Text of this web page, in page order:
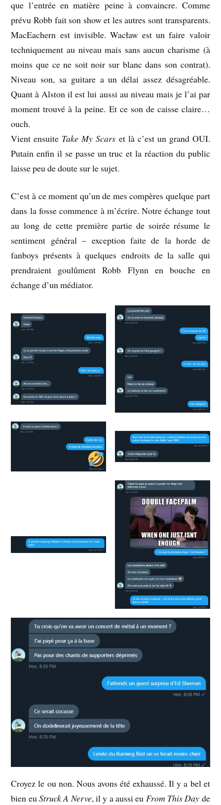
que l’entrée en matière peine à convaincre. Comme
prévu Robb fait son show et les autres sont transparents.
MacEachern est invisible. Wacław est un faire valoir
techniquement au niveau mais sans aucun charisme (à
moins que ce ne soit noir sur blanc dans son contrat).
Niveau son, sa guitare a un délai assez désagréable.
Quant à Alston il est lui aussi au niveau mais je l’ai par
moment trouvé à la peine. Et ce son de caisse claire…
ouch.
Vient ensuite Take My Scars et là c’est un grand OUI.
Putain enfin il se passe un truc et la réaction du public
laisse peu de doute sur le sujet.
C’est à ce moment qu’un de mes compères quelque part
dans la fosse commence à m’écrire. Notre échange tout
au long de cette première partie de soirée résume le
sentiment général – exception faite de la horde de
fanboys présents à quelques endroits de la salle qui
prendraient goulûment Robb Flynn en bouche en
échange d’un médiator.
Croyez le ou non. Nous avons été exhaussé. Il y a bel et
bien euStruck A Nerve, il y a aussi eu From This Day de